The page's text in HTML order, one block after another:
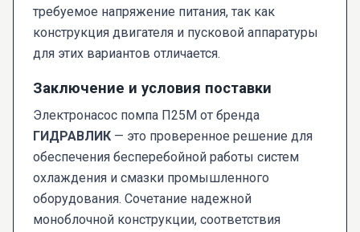
требуемое напряжение питания, так как
конструкция двигателя и пусковой аппаратуры
для этих вариантов отличается.
Заключение и условия поставки
Электронасос помпа П25М от бренда
ГИДРАВЛИК — это проверенное решение для
обеспечения бесперебойной работы систем
охлаждения и смазки промышленного
оборудования. Сочетание надежной
моноблочной конструкции, соответствия